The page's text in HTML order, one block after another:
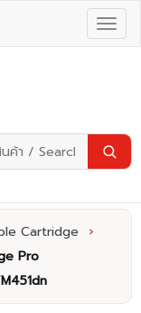
Cartridge
›
Pro